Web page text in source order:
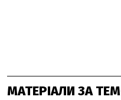
МАТЕРІАЛИ ЗА